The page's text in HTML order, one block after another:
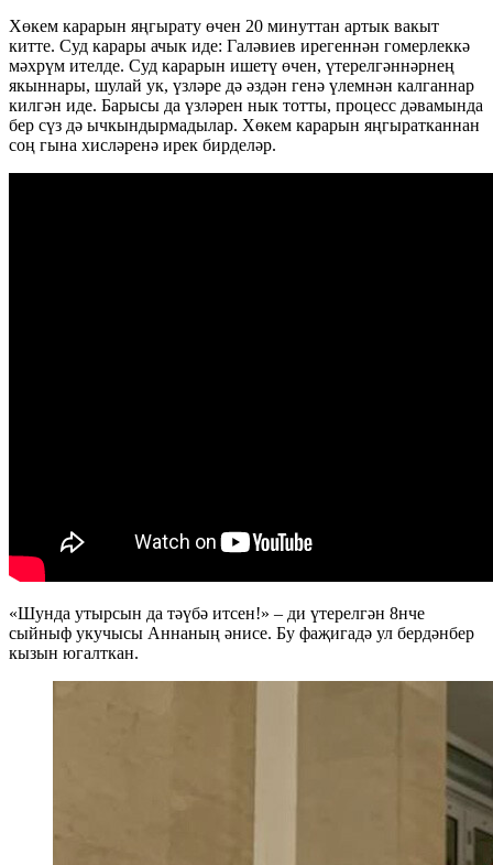
Хөкем карарын яңгырату өчен 20 минуттан артык вакыт
китте. Суд карары ачык иде: Галәвиев ирегеннән гомерлеккә
мәхрүм ителде. Суд карарын ишетү өчен, үтерелгәннәрнең
якыннары, шулай ук, үзләре дә әздән генә үлемнән калганнар
килгән иде. Барысы да үзләрен нык тотты, процесс дәвамында
бер сүз дә ычкындырмадылар. Хөкем карарын яңгыратканнан
соң гына хисләренә ирек бирделәр.
«Шунда утырсын да тәүбә итсен!» – ди үтерелгән 8нче
сыйныф укучысы Аннаның әнисе. Бу фаҗигадә ул бердәнбер
кызын югалткан.